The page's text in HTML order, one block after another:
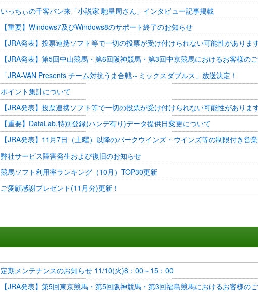
いっちぃの千客バン来「小説家 馳星周さん」インタビュー記事掲載
【重要】Windows7及びWindows8のサポート終了のお知らせ
【JRA発表】投票連携ソフト等で一切の投票が受け付けられない可能性がありま
【JRA発表】第5回中山競馬・第6回阪神競馬・第3回中京競馬におけるお客様の
「JRA-VAN Presents チーム対抗うま合戦～ミックスダブルス」放送決定！
ポイント集計について
【JRA発表】投票連携ソフト等で一切の投票が受け付けられない可能性がありま
【重要】DataLab.特別登録(ハンデ有り)データ提供日変更について
【JRA発表】11月7日（土曜）以降のパークウインズ・ウインズ等の制限付き営業
弊社サービス障害発生および復旧のお知らせ
競馬ソフト利用率ランキング（10月）TOP30更新
ご愛顧感謝プレゼント(11月分)更新！
定期メンテナンスのお知らせ 11/10(火)8：00～15：00
【JRA発表】第5回東京競馬・第5回阪神競馬・第3回福島競馬におけるお客様の